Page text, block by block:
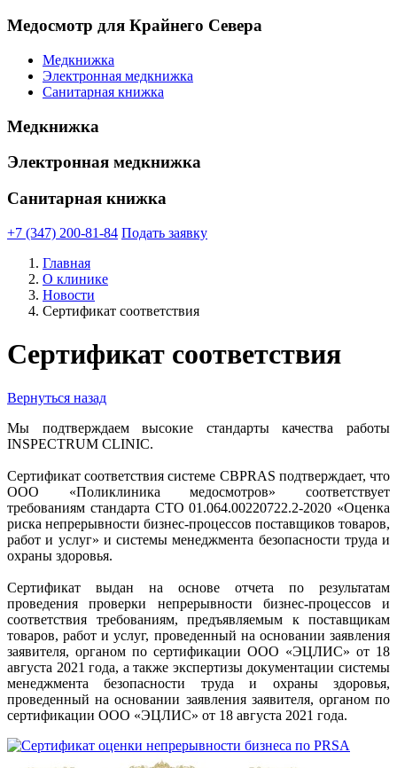
Медосмотр для Крайнего Севера
Медкнижка
Электронная медкнижка
Санитарная книжка
Медкнижка
Электронная медкнижка
Санитарная книжка
+7 (347) 200-81-84 Подать заявку
Главная
О клинике
Новости
Сертификат соответствия
Сертификат соответствия
Вернуться назад
Мы подтверждаем высокие стандарты качества работы
INSPECTRUM CLINIC.
Сертификат соответствия системе CBPRAS подтверждает, что
ООО «Поликлиника медосмотров» соответствует
требованиям стандарта СТО 01.064.00220722.2-2020 «Оценка
риска непрерывности бизнес-процессов поставщиков товаров,
работ и услуг» и системы менеджмента безопасности труда и
охраны здоровья.
Сертификат выдан на основе отчета по результатам
проведения проверки непрерывности бизнес-процессов и
соответствия требованиям, предъявляемым к поставщикам
товаров, работ и услуг, проведенный на основании заявления
заявителя, органом по сертификации ООО «ЭЦЛИС» от 18
августа 2021 года, а также экспертизы документации системы
менеджмента безопасности труда и охраны здоровья,
проведенный на основании заявления заявителя, органом по
сертификации ООО «ЭЦЛИС» от 18 августа 2021 года.